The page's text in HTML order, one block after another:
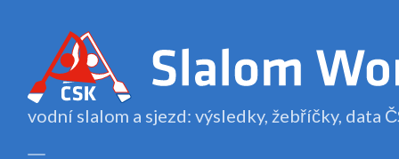
vodní slalom a sjezd: výsledky, žebříčky, data